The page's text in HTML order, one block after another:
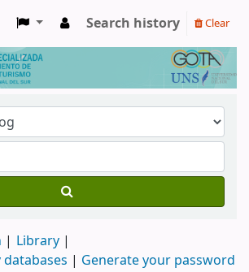
Geografía y Turismo
Search history Clear
Library
| Generate your password